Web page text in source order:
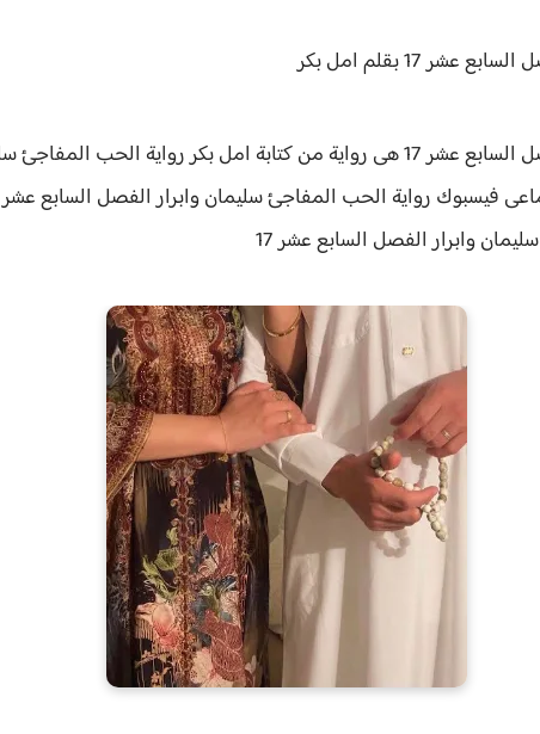
عشر 17 بقلم امل بكر
كتابة امل بكر رواية
فيسبوك رواية الحب المفاجئ سليمان وابرار الفصل السابع عشر 17 حقق
وابرار الفصل السابع عشر 17